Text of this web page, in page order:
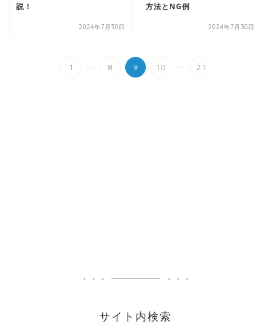
説！
2024年7月30日
方法とNG例
2024年7月30日
1 ... 8 9 10 ... 21
サイト内検索